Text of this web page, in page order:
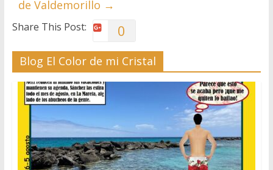
de Valdemorillo →
Share This Post: 0
Blog El Color de mi Cristal